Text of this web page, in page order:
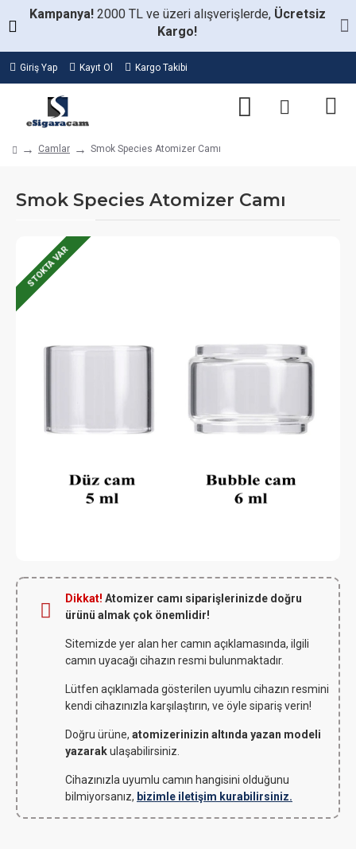
Kampanya! 2000 TL ve üzeri alışverişlerde, Ücretsiz
Kargo!
Giriş Yap Kayıt Ol Kargo Takibi
Camlar Smok Species Atomizer Camı
Smok Species Atomizer Camı
STOKTA VAR
Dikkat! Atomizer camı siparişlerinizde doğru
ürünü almak çok önemlidir!
Sitemizde yer alan her camın açıklamasında, ilgili
camın uyacağı cihazın resmi bulunmaktadır.
Lütfen açıklamada gösterilen uyumlu cihazın resmini
kendi cihazınızla karşılaştırın, ve öyle sipariş verin!
Doğru ürüne, atomizerinizin altında yazan modeli
yazarakulaşabilirsiniz.
Cihazınızla uyumlu camın hangisini olduğunu
bilmiyorsanız, bizimle iletişim kurabilirsiniz.